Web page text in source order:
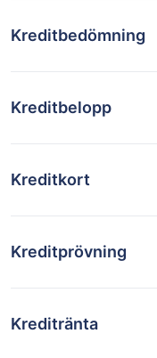
Kreditbedömning
Kreditbelopp
Kreditkort
Kreditprövning
Kreditränta